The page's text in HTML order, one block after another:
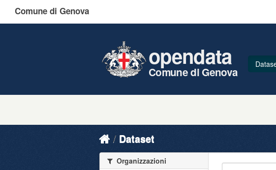
Comune di Genova
opendata
Comune di Genova
Dataset
Organizzazioni